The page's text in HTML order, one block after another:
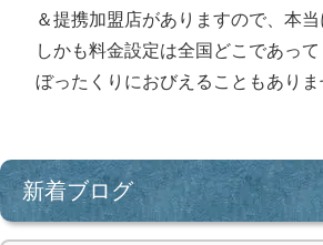
＆提携加盟店がありますので、本当
しかも料金設定は全国どこであって
ぼったくりにおびえることもありま
新着ブログ